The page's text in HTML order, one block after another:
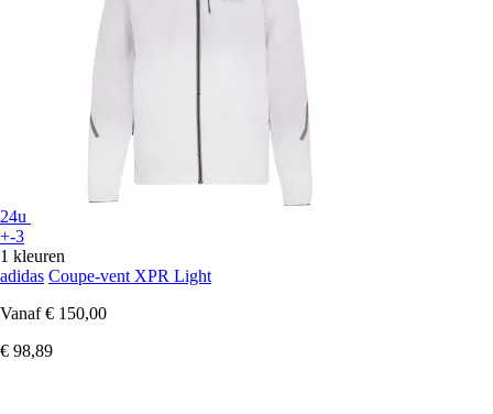
24u
+-3
1 kleuren
adidas Coupe-vent XPR Light
Vanaf € 150,00
€ 98,89